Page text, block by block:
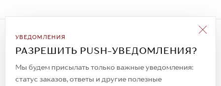
УВЕДОМЛЕНИЯ
РАЗРЕШИТЬ PUSH-УВЕДОМЛЕНИЯ?
Мы будем присылать только важные уведомления:
статус заказов, ответы и другие полезные
Подписаться на рассылку
Всегда будьте в курсе новых акций и
спецпредложений!